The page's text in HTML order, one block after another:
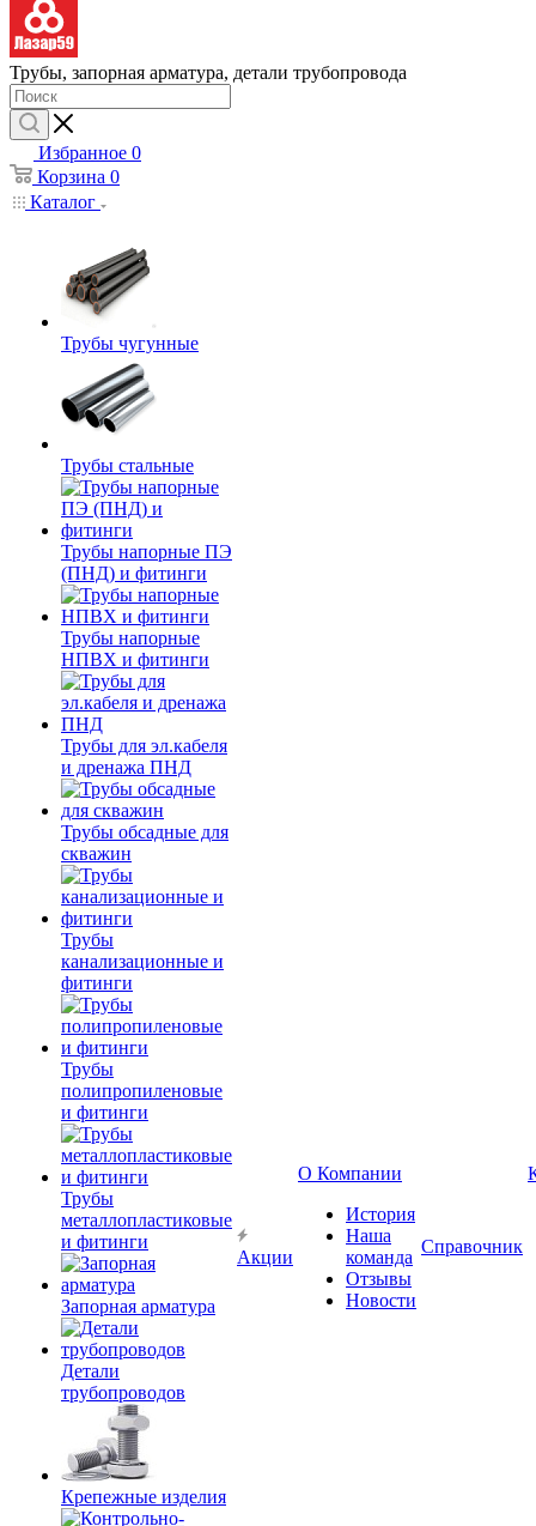
Трубы, запорная арматура, детали трубопровода
Избранное 0
Корзина 0
Каталог
Трубы чугунные
Трубы стальные
Трубы напорные ПЭ
(ПНД) и фитинги
Трубы напорные
НПВХ и фитинги
Трубы для эл.кабеля
и дренажа ПНД
Трубы обсадные для
скважин
Трубы
канализационные и
фитинги
Трубы
полипропиленовые
и фитинги
Трубы
металлопластиковые
и фитинги
Запорная арматура
Детали
трубопроводов
Крепежные изделия
Акции
О Компании
История
Наша
команда
Отзывы
Новости
Справочник